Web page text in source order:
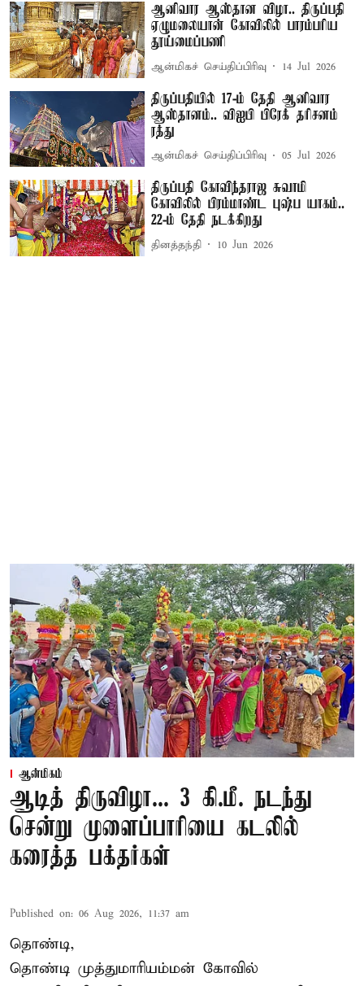
ஆனிவார ஆஸ்தான விழா.. திருப்பதி
ஏழுமலையான் கோவிலில் பாரம்பரிய
தூய்மைப்பணி
ஆன்மிகச் செய்திப்பிரிவு 14 Jul 2026
திருப்பதியில் 17-ம் தேதி ஆனிவார
ஆஸ்தானம்.. விஐபி பிரேக் தரிசனம்
ரத்து
ஆன்மிகச் செய்திப்பிரிவு 05 Jul 2026
திருப்பதி கோவிந்தராஜ சுவாமி
கோவிலில் பிரம்மாண்ட புஷ்ப யாகம்..
22-ம் தேதி நடக்கிறது
தினத்தந்தி 10 Jun 2026
ஆன்மிகம்
ஆடித் திருவிழா... 3 கி.மீ. நடந்து
சென்று முளைப்பாரியை கடலில்
கரைத்த பக்தர்கள்
Published on: 06 Aug 2026, 11:37 am
தொண்டி,
தொண்டி முத்துமாரியம்மன் கோவில்